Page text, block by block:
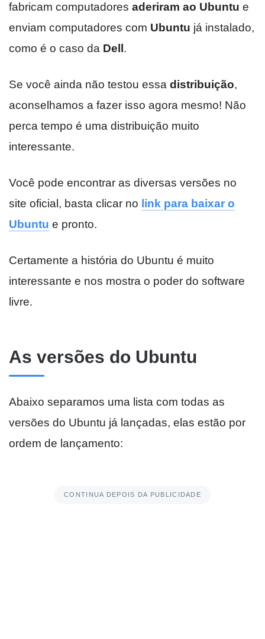
fabricam computadores aderiram ao Ubuntu e
enviam computadores com Ubuntu já instalado,
como é o caso da Dell.
Se você ainda não testou essa distribuição,
aconselhamos a fazer isso agora mesmo! Não
perca tempo é uma distribuição muito
interessante.
Você pode encontrar as diversas versões no
site oficial, basta clicar no link para baixar o
Ubuntu e pronto.
Certamente a história do Ubuntu é muito
interessante e nos mostra o poder do software
livre.
As versões do Ubuntu
Abaixo separamos uma lista com todas as
versões do Ubuntu já lançadas, elas estão por
ordem de lançamento:
CONTINUA DEPOIS DA PUBLICIDADE